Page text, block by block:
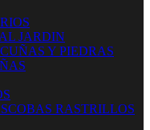
JARDIN
Y PIEDRAS
RASTRILLOS